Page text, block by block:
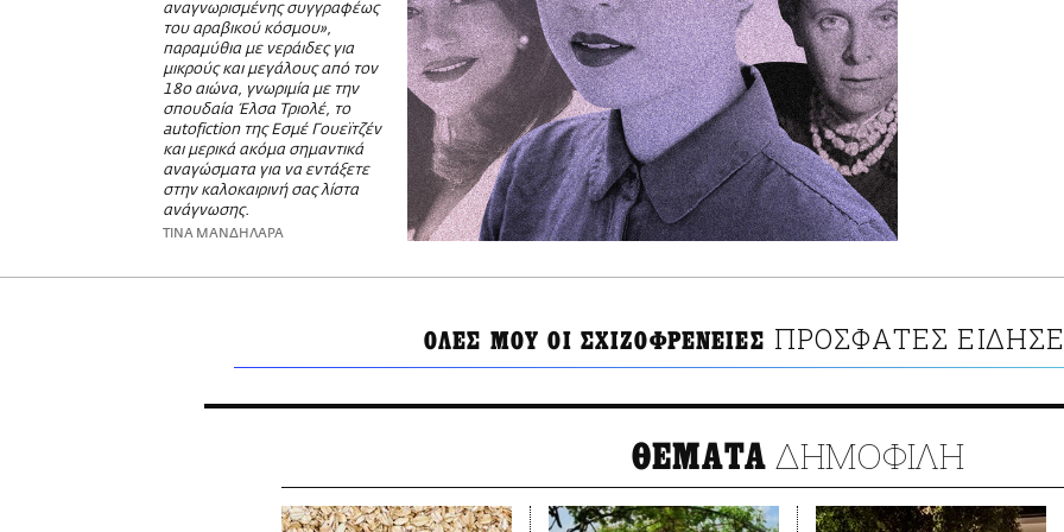
αναγνωρισμένης συγγραφέως
του αραβικού κόσμου»,
παραμύθια με νεράιδες για
μικρούς και μεγάλους από τον
18ο αιώνα, γνωριμία με την
σπουδαία Έλσα Τριολέ, το
autofiction της Εσμέ Γουεϊτζέν
και μερικά ακόμα σημαντικά
αναγώσματα για να εντάξετε
στην καλοκαιρινή σας λίστα
ανάγνωσης.
ΤΙΝΑ ΜΑΝΔΗΛΑΡΑ
ΟΛΕΣ ΜΟΥ ΟΙ ΣΧΙΖΟΦΡΕΝΕΙΕΣ ΠΡΟΣΦΑΤΕΣ
ΘΕΜΑΤΑ ΔΗΜΟΦΙΛΗ